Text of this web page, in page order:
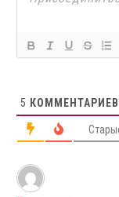
5 КОММЕНТАРИЕВ